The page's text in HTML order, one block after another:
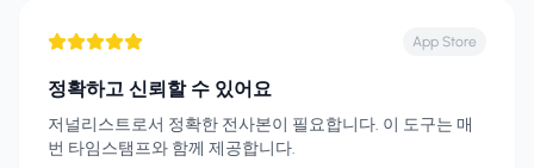
App Store
정확하고 신뢰할 수 있어요
저널리스트로서 정확한 전사본이 필요합니다. 이 도구는 매
번 타임스탬프와 함께 제공합니다.